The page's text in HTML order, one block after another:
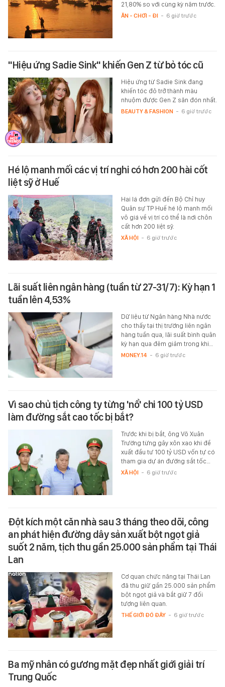
21,80% so với cùng kỳ năm trước.
ĂN - CHƠI - ĐI - 6 giờ trước
"Hiệu ứng Sadie Sink" khiến Gen Z từ bỏ tóc cũ
Hiệu ứng từ Sadie Sink đang
khiến tóc đỏ trở thành màu
nhuộm được Gen Z săn đón nhất.
BEAUTY & FASHION - 6 giờ trước
Hé lộ manh mối các vị trí nghi có hơn 200 hài cốt
liệt sỹ ở Huế
Hai lá đơn gửi đến Bộ Chỉ huy
Quân sự TP Huế hé lộ manh mối
vô giá về vị trí có thể là nơi chôn
cất hơn 200 liệt sỹ.
XÃ HỘI - 6 giờ trước
Lãi suất liên ngân hàng (tuần từ 27-31/7): Kỳ hạn 1
tuần lên 4,53%
Dữ liệu từ Ngân hàng Nhà nước
cho thấy tại thị trường liên ngân
hàng tuần qua, lãi suất bình quân
kỳ hạn qua đêm giảm trong khi…
MONEY.14 - 6 giờ trước
Vì sao chủ tịch công ty từng 'nổ' chi 100 tỷ USD
làm đường sắt cao tốc bị bắt?
Trước khi bị bắt, ông Võ Xuân
Trường từng gây xôn xao khi đề
xuất đầu tư 100 tỷ USD vốn tự có
tham gia dự án đường sắt tốc…
XÃ HỘI - 6 giờ trước
Đột kích một căn nhà sau 3 tháng theo dõi, công
an phát hiện đường dây sản xuất bột ngọt giả
suốt 2 năm, tịch thu gần 25.000 sản phẩm tại Thái
Lan
Cơ quan chức năng tại Thái Lan
đã thu giữ gần 25.000 sản phẩm
bột ngọt giả và bắt giữ 7 đối
tượng liên quan.
THẾ GIỚI ĐÓ ĐÂY - 6 giờ trước
Ba mỹ nhân có gương mặt đẹp nhất giới giải trí
Trung Quốc